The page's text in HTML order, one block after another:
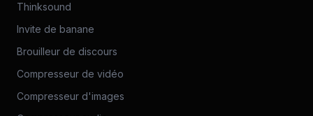
Thinksound
Invite de banane
Brouilleur de discours
Compresseur de vidéo
Compresseur d'images